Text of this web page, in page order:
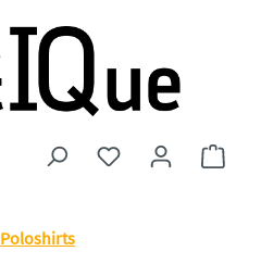
Du hast 0
Poloshirts